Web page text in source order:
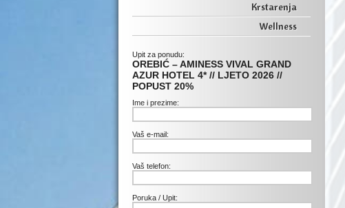
Krstarenja
Wellness
Upit za ponudu:
OREBIĆ – AMINESS VIVAL GRAND
AZUR HOTEL 4* // LJETO 2026 //
POPUST 20%
Ime i prezime:
Vaš e-mail:
Vaš telefon:
Poruka / Upit: